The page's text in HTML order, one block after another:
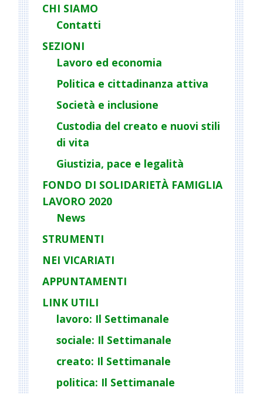
CHI SIAMO
Contatti
SEZIONI
Lavoro ed economia
Politica e cittadinanza attiva
Società e inclusione
Custodia del creato e nuovi stili
di vita
Giustizia, pace e legalità
FONDO DI SOLIDARIETÀ FAMIGLIA
LAVORO 2020
News
STRUMENTI
NEI VICARIATI
APPUNTAMENTI
LINK UTILI
lavoro: Il Settimanale
sociale: Il Settimanale
creato: Il Settimanale
politica: Il Settimanale